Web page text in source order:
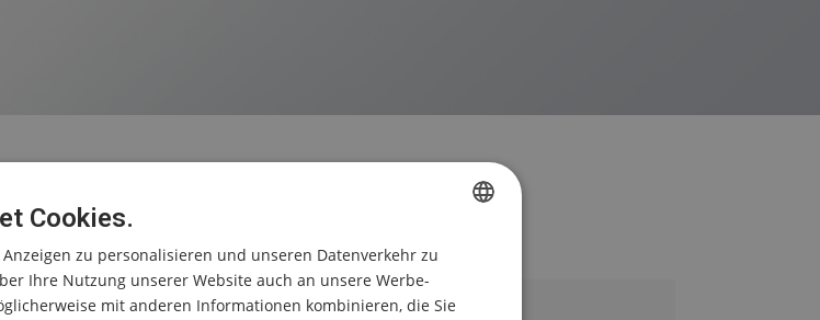
CZECH
POLISH
Cookies.
zu personalisieren und unseren Datenverkehr zu
Ihre Nutzung unserer Website auch an unsere Werbe-
mit anderen Informationen kombinieren, die Sie